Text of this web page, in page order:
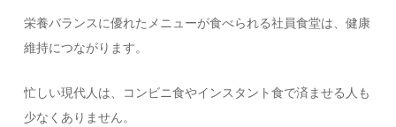
栄養バランスに優れたメニューが食べられる社員食堂は、健康
維持につながります。
忙しい現代人は、コンビニ食やインスタント食で済ませる人も
少なくありません。